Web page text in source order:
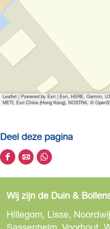
Leaflet | Powered by Esri | Esri, HERE, Garmin,
METI, Esri China (Hong Kong), NOSTRA, ©
Deel deze pagina
D
e
l
d
e
D
e
l
d
e
D
e
l
d
e
Wij zijn de Duin &
Hillegom, Lisse,